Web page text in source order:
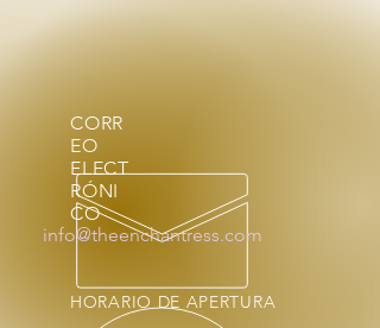
CORR
EO
ELECT
RÓNI
CO
info@theenchantress.com
HORARIO DE APERTURA